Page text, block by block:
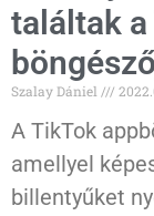
találtak
Szalay Dániel
A TikTok
amellyel
billentyűket